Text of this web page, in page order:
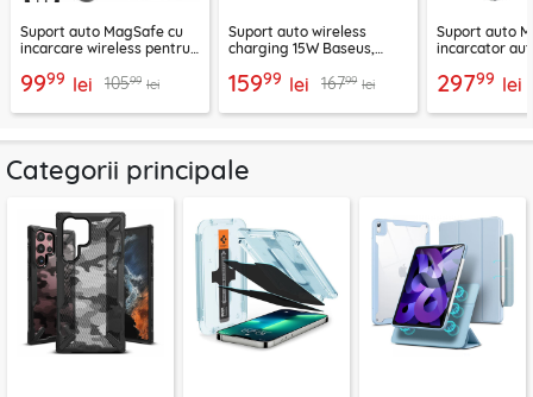
Suport auto MagSafe cu
incarcare wireless pentru
ChargeMagX HOLD253
9999 lei 10599 lei
Suport auto wireless
charging 15W Baseus,
15999 lei 16799 lei
Suport auto
incarcator
29799 lei
Categorii principale